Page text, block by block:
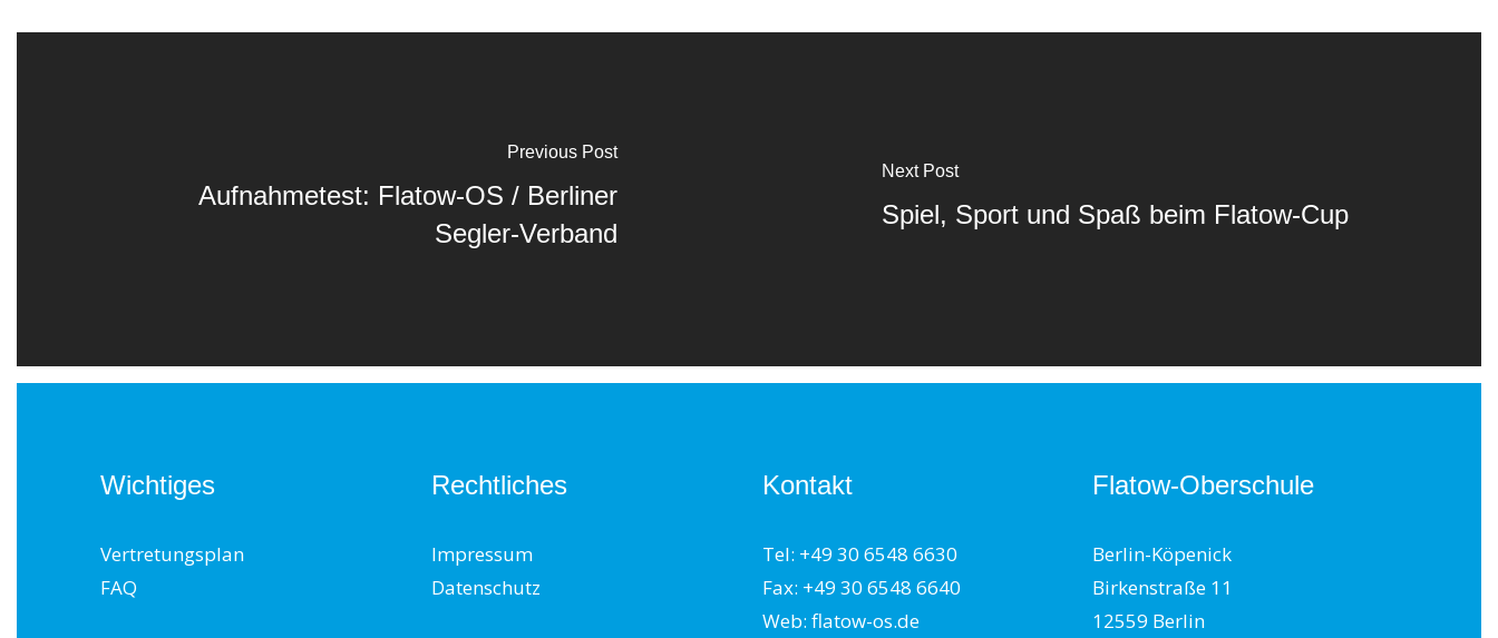
Previous Post
Aufnahmetest: Flatow-OS / Berliner
Segler-Verband
Next Post
Spiel, Sport und Spaß beim Flatow-Cup
Wichtiges
Vertretungsplan
FAQ
Rechtliches
Impressum
Datenschutz
Kontakt
Tel: +49 30 6548 6630
Fax: +49 30 6548 6640
Web: flatow-os.de
Flatow-Oberschule
Berlin-Köpenick
Birkenstraße 11
12559 Berlin